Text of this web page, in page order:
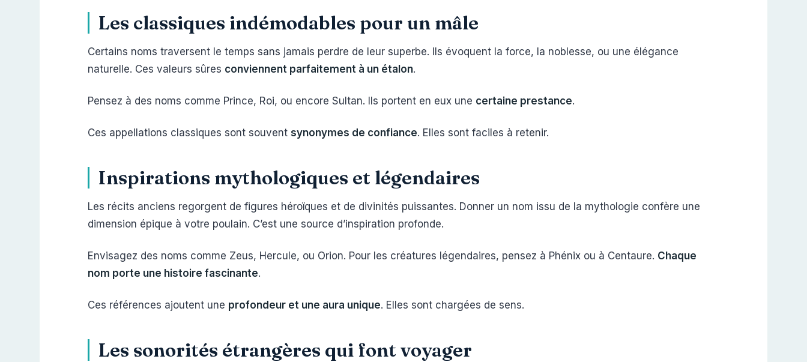
Les classiques indémodables pour un mâle
Certains noms traversent le temps sans jamais perdre de leur superbe. Ils évoquent la force, la noblesse, ou une élégance
naturelle. Ces valeurs sûres conviennent parfaitement à un étalon.
Pensez à des noms comme Prince, Roi, ou encore Sultan. Ils portent en eux une certaine prestance.
Ces appellations classiques sont souvent synonymes de confiance. Elles sont faciles à retenir.
Inspirations mythologiques et légendaires
Les récits anciens regorgent de figures héroïques et de divinités puissantes. Donner un nom issu de la mythologie confère une
dimension épique à votre poulain. C’est une source d’inspiration profonde.
Envisagez des noms comme Zeus, Hercule, ou Orion. Pour les créatures légendaires, pensez à Phénix ou à Centaure. Chaque
nom porte une histoire fascinante.
Ces références ajoutent une profondeur et une aura unique. Elles sont chargées de sens.
Les sonorités étrangères qui font voyager